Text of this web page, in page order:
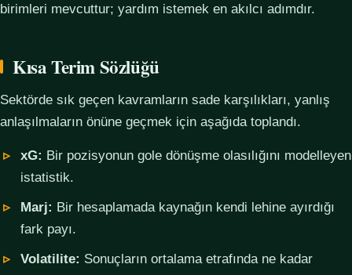
birimleri mevcuttur; yardım istemek en akılcı adımdır.
Kısa Terim Sözlüğü
Sektörde sık geçen kavramların sade karşılıkları, yanlış
anlaşılmaların önüne geçmek için aşağıda toplandı.
xG: Bir pozisyonun gole dönüşme olasılığını modelleyen
istatistik.
Marj: Bir hesaplamada kaynağın kendi lehine ayırdığı
fark payı.
Volatilite: Sonuçların ortalama etrafında ne kadar